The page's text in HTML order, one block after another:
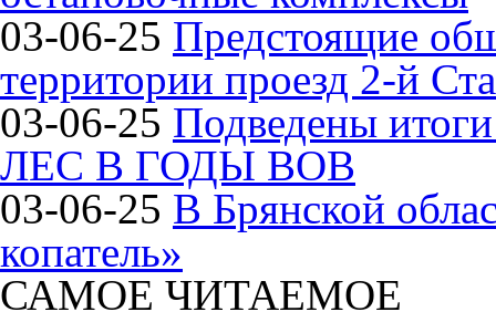
03-06-25 Предстоящие
территории проезд 2-й
03-06-25 Подведены
ЛЕС В ГОДЫ ВОВ
03-06-25 В Брянской
копатель»
САМОЕ ЧИТАЕМОЕ